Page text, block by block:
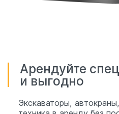
Арендуйте
и выгодно
Экскаваторы,